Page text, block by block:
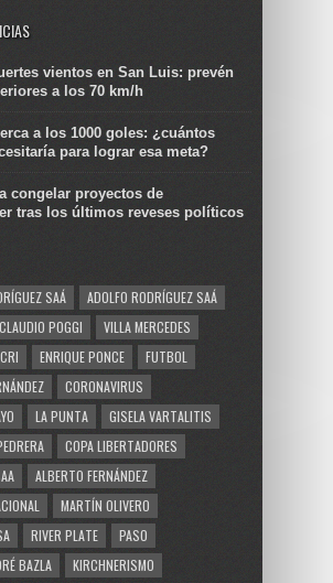
vientos en San Luis: prevén
a los 70 km/h
a los 1000 goles: ¿cuántos
para lograr esa meta?
congelar proyectos de
tras los últimos reveses políticos
SAÁ
ADOLFO RODRÍGUEZ SAÁ
CLAUDIO POGGI
VILLA MERCEDES
ENRIQUE PONCE
FUTBOL
CORONAVIRUS
LA PUNTA
GISELA VARTALITIS
COPA LIBERTADORES
ALBERTO FERNÁNDEZ
MARTÍN OLIVERO
RIVER PLATE
PASO
BAZLA
KIRCHNERISMO